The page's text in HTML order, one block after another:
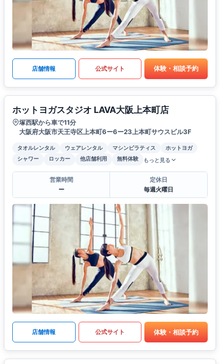
店舗情報 公式サイト 体験・相談予約
ホットヨガスタジオ LAVA大阪上本町店
塚西駅から車で11分
大阪府大阪市天王寺区上本町6ー6ー23上本町サウスビル3F
タオルレンタル ウェアレンタル マシンピラティス
ホットヨガ
シャワー
ロッカー 他店舗利用 無料体験 もっと見る
営業時間
ー
定休日
毎週火曜日
店舗情報 公式サイト 体験・相談予約